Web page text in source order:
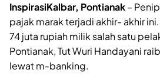
InspirasiKalbar, Pontianak–
pajak marak terjadi akhir- akhir
74 juta rupiah milik salah satu
Pontianak, Tut Wuri Handayani
lewat m-banking.